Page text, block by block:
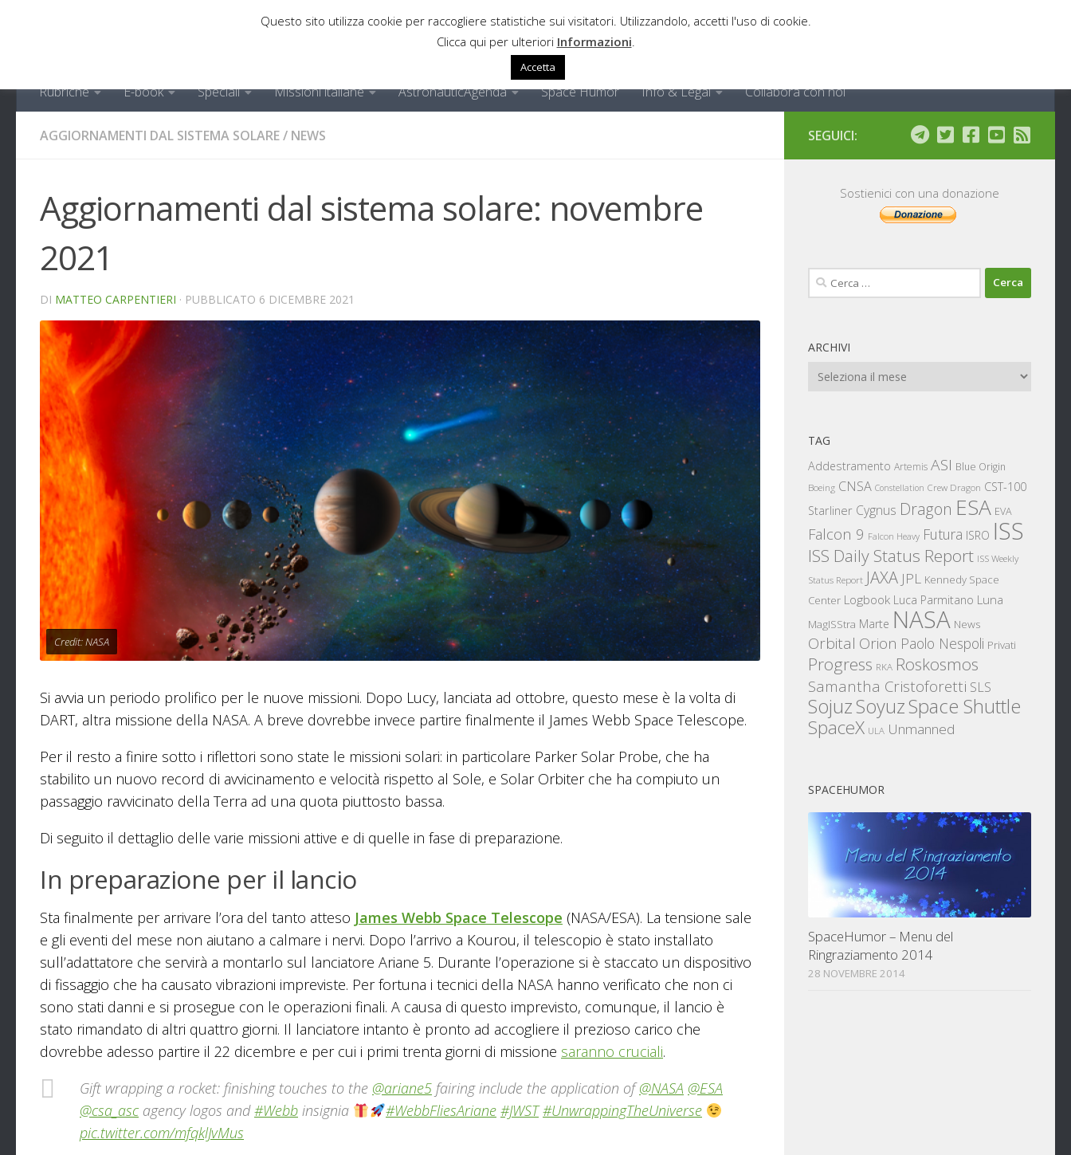
Rubriche E-book Speciali Missioni italiane AstronauticAgenda Space Humor Info & Legal Collabora con noi
AGGIORNAMENTI DAL SISTEMA SOLARE/ NEWS
Aggiornamenti dal sistema solare: novembre
2021
DI MATTEO CARPENTIERI · PUBBLICATO 6 DICEMBRE 2021
Credit: NASA
Si avvia un periodo prolifico per le nuove missioni. Dopo Lucy, lanciata ad ottobre, questo mese è la volta di
DART, altra missione della NASA. A breve dovrebbe invece partire finalmente il James Webb Space Telescope.
Per il resto a finire sotto i riflettori sono state le missioni solari: in particolare Parker Solar Probe, che ha
stabilito un nuovo record di avvicinamento e velocità rispetto al Sole, e Solar Orbiter che ha compiuto un
passaggio ravvicinato della Terra ad una quota piuttosto bassa.
Di seguito il dettaglio delle varie missioni attive e di quelle in fase di preparazione.
In preparazione per il lancio
Sta finalmente per arrivare l’ora del tanto atteso James Webb Space Telescope (NASA/ESA). La tensione sale
e gli eventi del mese non aiutano a calmare i nervi. Dopo l’arrivo a Kourou, il telescopio è stato installato
sull’adattatore che servirà a montarlo sul lanciatore Ariane 5. Durante l’operazione si è staccato un dispositivo
di fissaggio che ha causato vibrazioni impreviste. Per fortuna i tecnici della NASA hanno verificato che non ci
sono stati danni e si prosegue con le operazioni finali. A causa di questo imprevisto, comunque, il lancio è
stato rimandato di altri quattro giorni. Il lanciatore intanto è pronto ad accogliere il prezioso carico che
dovrebbe adesso partire il 22 dicembre e per cui i primi trenta giorni di missione saranno cruciali.
Gift wrapping a rocket: finishing touches to the @ariane5 fairing include the application of@NASA @ESA
@csa_asc agency logos and#Webb insignia #WebbFliesAriane #JWST #UnwrappingTheUniverse
pic.twitter.com/mfqklJvMus
SEGUICI:
Sostienici con una donazione
Ricerca
per:
ARCHIVI
Archivi
TAG
Addestramento Artemis ASI Blue Origin
Boeing CNSA Constellation Crew Dragon CST-100
Starliner Cygnus Dragon ESA EVA
Falcon 9 Falcon Heavy Futura ISRO ISS
ISS Daily Status Report ISS Weekly
Status Report JAXA JPL Kennedy Space
Center Logbook Luca Parmitano Luna
MagISStra Marte NASA News
Orbital Orion Paolo Nespoli Privati
Progress RKA Roskosmos
Samantha Cristoforetti SLS
SojuzSoyuzSpace Shuttle
SpaceX ULA Unmanned
SPACEHUMOR
SpaceHumor – Menu del
Ringraziamento 2014
28 NOVEMBRE 2014
Questo sito utilizza cookie per raccogliere statistiche sui visitatori. Utilizzandolo, accetti l'uso di cookie.
Clicca qui per ulteriori Informazioni
Accetta